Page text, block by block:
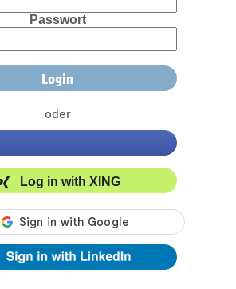
Passwort
oder
Log in with XING